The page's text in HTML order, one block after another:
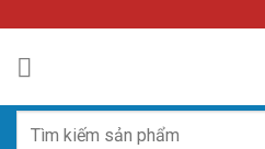
kiếm: